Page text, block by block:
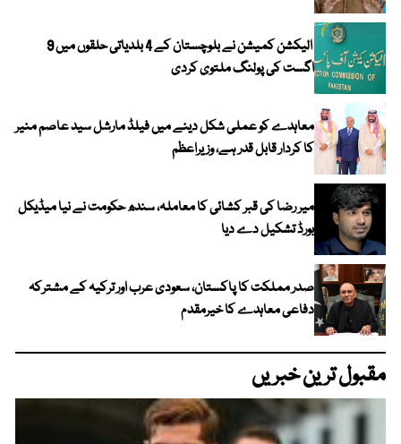
الیکشن کمیشن نے بلوچستان کے 4 بلدیاتی حلقوں میں 9
اگست کی پولنگ ملتوی کردی
معاہدے کو عملی شکل دینے میں فیلڈ مارشل سید عاصم منیر
کا کردار قابل قدر ہے، وزیراعظم
میر رضا کی قبر کشائی کا معاملہ، سندھ حکومت نے نیا میڈیکل
بورڈ تشکیل دے دیا
صدر مملکت کا پاکستان، سعودی عرب اور ترکیہ کے مشترکہ
دفاعی معاہدے کا خیرمقدم
مقبول ترین خبریں